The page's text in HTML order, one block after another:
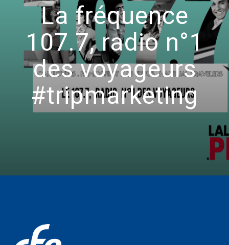
La fréquence
107.7, radio n°1
des voyageurs
#tripmarketing